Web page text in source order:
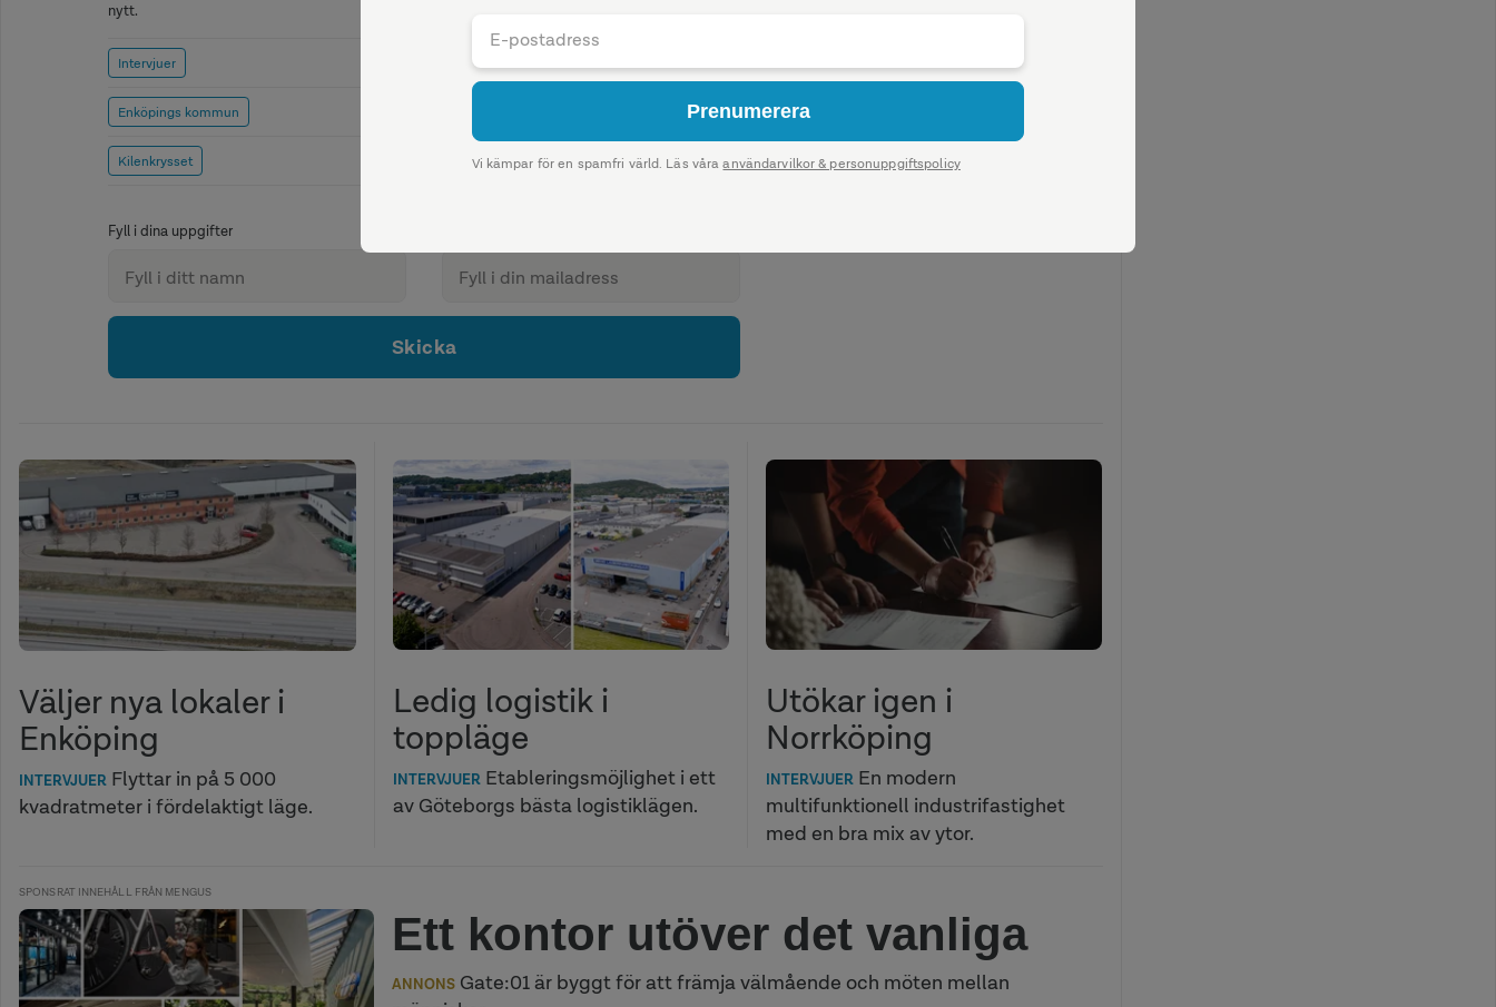
nytt.
Intervjuer
Enköpings kommun Följ
Kilenkrysset Följ
Fyll i dina uppgifter
Skicka
Väljer nya lokaler i
Enköping
INTERVJUER Flyttar in på 5 000
kvadratmeter i fördelaktigt läge.
Ledig logistik i
toppläge
INTERVJUER Etableringsmöjlighet i ett
av Göteborgs bästa logistiklägen.
Utökar igen i
Norrköping
INTERVJUER En modern
multifunktionell industrifastighet
med en bra mix av ytor.
SPONSRAT INNEHÅLL FRÅN MENGUS
Ett kontor utöver det vanliga
ANNONS Gate:01 är byggt för att främja välmående och möten mellan